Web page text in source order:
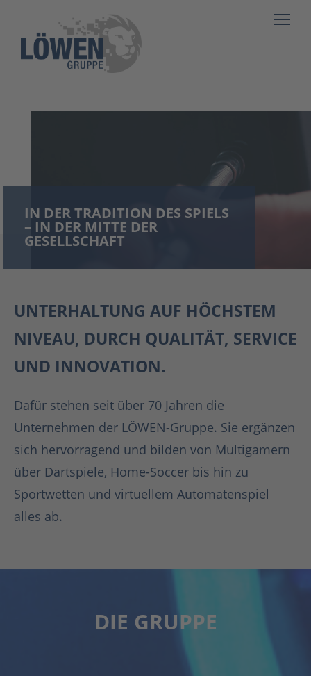
IN DER TRADITION DES SPIELS
– IN DER MITTE DER
GESELLSCHAFT
UNTERHALTUNG AUF HÖCHSTEM
NIVEAU, DURCH QUALITÄT, SERVICE
UND INNOVATION.
Dafür stehen seit über 70 Jahren die
Unternehmen der LÖWEN-Gruppe. Sie ergänzen
sich hervorragend und bilden von Multigamern
über Dartspiele, Home-Soccer bis hin zu
Sportwetten und virtuellem Automatenspiel
alles ab.
DIE GRUPPE